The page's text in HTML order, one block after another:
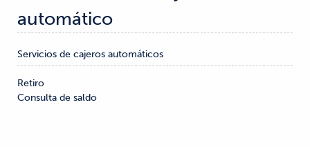
automático
Servicios de cajeros automáticos
Retiro
Consulta de saldo